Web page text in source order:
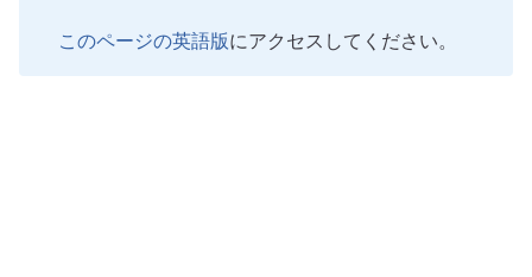
このページの英語版にアクセスしてください。